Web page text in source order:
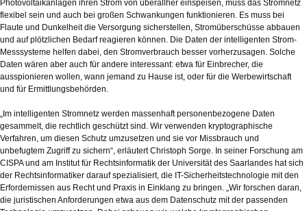
Photovoltaikanlagen ihren Strom von überallher einspeisen, muss das Stromnetz
flexibel sein und auch bei großen Schwankungen funktionieren. Es muss bei
Flaute und Dunkelheit die Versorgung sicherstellen, Stromüberschüsse abbauen
und auf plötzlichen Bedarf reagieren können. Die Daten der intelligenten Strom-
Messsysteme helfen dabei, den Stromverbrauch besser vorherzusagen. Solche
Daten wären aber auch für andere interessant: etwa für Einbrecher, die
ausspionieren wollen, wann jemand zu Hause ist, oder für die Werbewirtschaft
und für Ermittlungsbehörden.
„Im intelligenten Stromnetz werden massenhaft personenbezogene Daten
gesammelt, die rechtlich geschützt sind. Wir verwenden kryptographische
Verfahren, um diesen Schutz umzusetzen und sie vor Missbrauch und
unbefugtem Zugriff zu sichern“, erläutert Christoph Sorge. In seiner Forschung am
CISPA und am Institut für Rechtsinformatik der Universität des Saarlandes hat sich
der Rechtsinformatiker darauf spezialisiert, die IT-Sicherheitstechnologie mit den
Erfordernissen aus Recht und Praxis in Einklang zu bringen. „Wir forschen daran,
die juristischen Anforderungen etwa aus dem Datenschutz mit der passenden